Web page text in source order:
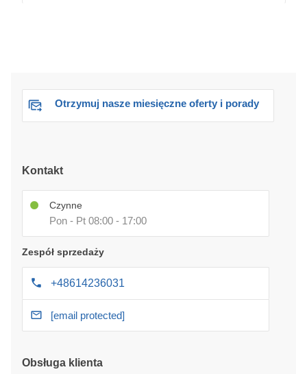
Otrzymuj nasze miesięczne oferty i porady
Kontakt
Czynne
Pon - Pt 08:00 - 17:00
Zespół sprzedaży
+48614236031
[email protected]
Obsługa klienta